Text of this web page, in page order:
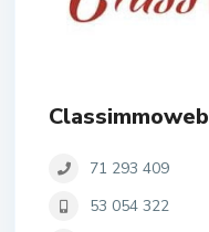
Classimmoweb
71 293 409
53 054 322